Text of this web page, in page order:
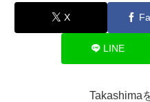
X
LINE
Takashima